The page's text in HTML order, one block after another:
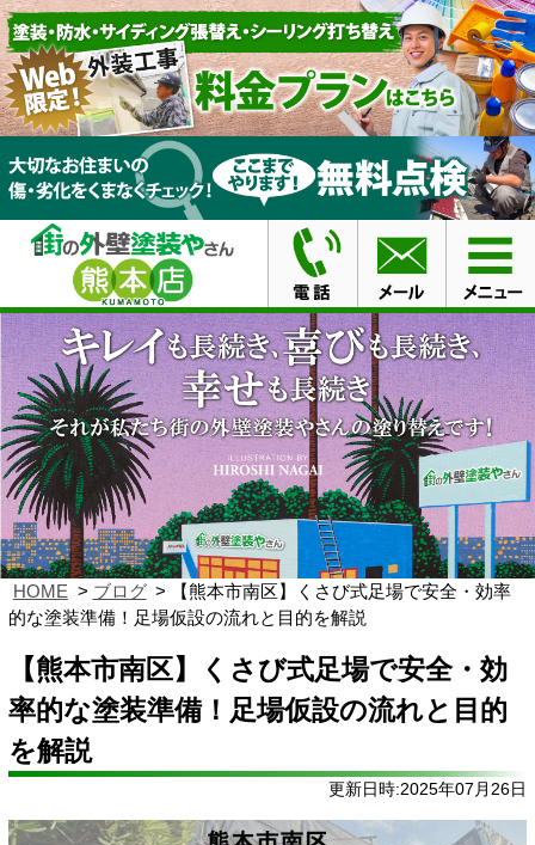
HOME ブログ
【熊本市南区】くさび式足場で安全・効率
的な塗装準備！足場仮設の流れと目的を解説
【熊本市南区】くさび式足場で安全・効
率的な塗装準備！足場仮設の流れと目的
を解説
更新日時:2025年07月26日